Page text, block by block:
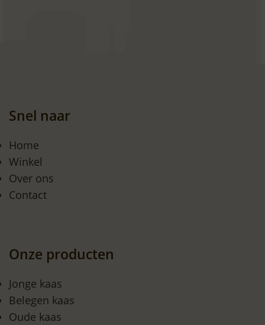
Snel naar
Home
Winkel
Over ons
Contact
Onze producten
Jonge kaas
Belegen kaas
Oude kaas